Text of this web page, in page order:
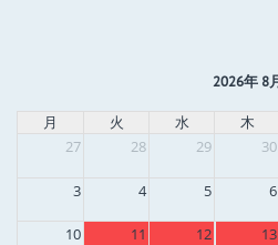
2026年 8
月 火 水 木
27
28 29 30
3 4 5 6
10 11 12 13